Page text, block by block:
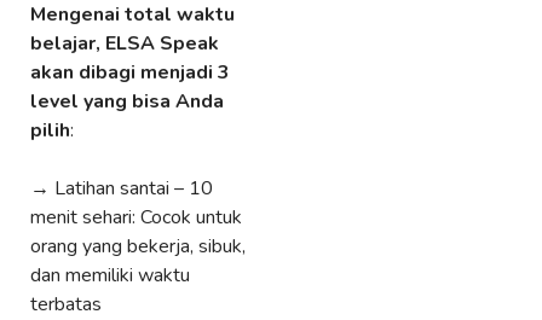
Mengenai total waktu
belajar, ELSA Speak
akan dibagi menjadi 3
level yang bisa Anda
pilih:
→ Latihan santai – 10
menit sehari: Cocok untuk
orang yang bekerja, sibuk,
dan memiliki waktu
terbatas